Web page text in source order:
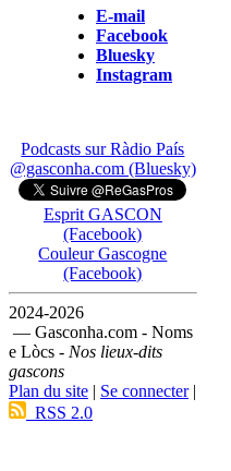
E-mail
Facebook
Bluesky
Instagram
Podcasts sur Ràdio País
@gasconha.com (Bluesky)
Esprit GASCON
(Facebook)
Couleur Gascogne
(Facebook)
2024-2026
— Gasconha.com - Noms
e Lòcs - Nos lieux-dits
gascons
Plan du site | Se connecter|
RSS 2.0